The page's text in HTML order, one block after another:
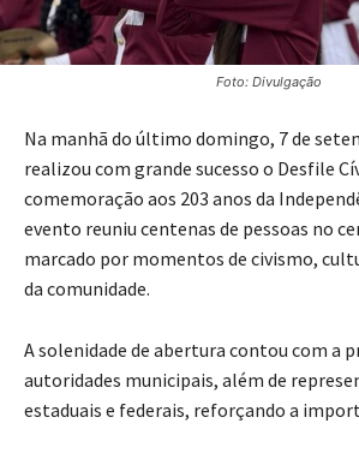
Foto: Divulgação
Na manhã do último domingo, 7 de
realizou com grande sucesso o Desfile
comemoração aos 203 anos da
evento reuniu centenas de pessoas no
marcado por momentos de civismo,
da comunidade.
A solenidade de abertura contou com a
autoridades municipais, além de
estaduais e federais, reforçando a